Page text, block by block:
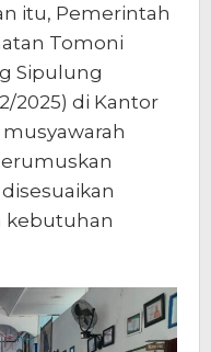
itu, Pemerintah
Tomoni
Sipulung
2025) di Kantor
kebutuhan